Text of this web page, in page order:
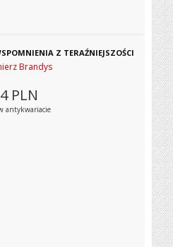
Z TERAŹNIEJSZOŚCI
Brandys
PLN
antykwariacie